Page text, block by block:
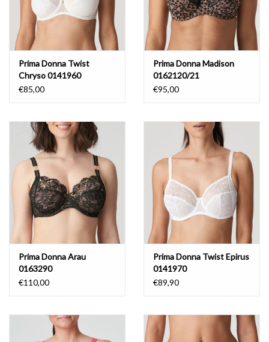
Prima Donna Twist
Chryso 0141960
€85,00
Prima Donna Madison
0162120/21
€95,00
Prima Donna Arau
0163290
€110,00
Prima Donna Twist Epirus
0141970
€89,90